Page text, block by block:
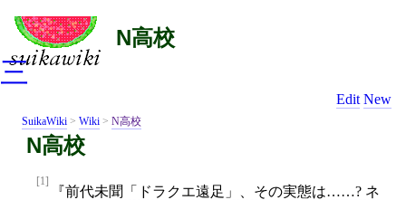
N高校
Edit New
SuikaWiki > Wiki > N高校
N高校
[1]
前代未聞「ドラクエ遠足」、その実態は……? ネ
三